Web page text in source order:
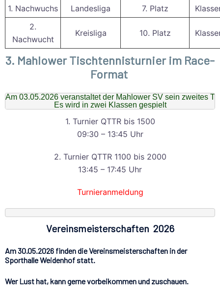
1. Nachwuchs Landesliga 7. Platz
2.
Nachwucht
Kreisliga 10. Platz
3. Mahlower Tischtennisturnier im Race-
Format
Am 03.05.2026 veranstaltet der Mahlower SV sein zweites
Es wird in zwei Klassen gespielt
1. Turnier QTTR bis 1500
09:30 – 13:45 Uhr
2. Turnier QTTR 1100 bis 2000
13:45 – 17:45 Uhr
Turnieranmeldung
Vereinsmeisterschaften 2026
Am 30.05.2026 finden die Vereinsmeisterschaften in der
Sporthalle Weidenhof statt.
Wer Lust hat, kann gerne vorbeikommen und zuschauen.